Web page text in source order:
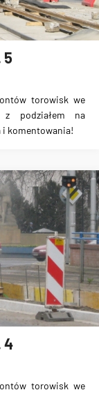
5
torowisk we
z podziałem na
i komentowania!
4
torowisk we